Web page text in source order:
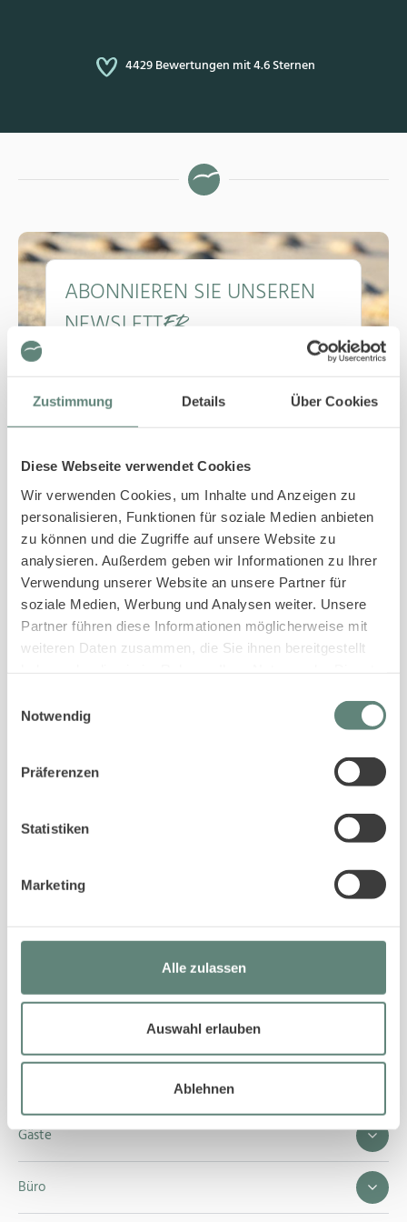
Zustimmung Details Über Cookies
Diese Webseite verwendet Cookies
Wir verwenden Cookies, um Inhalte und Anzeigen zu
personalisieren, Funktionen für soziale Medien anbieten
zu können und die Zugriffe auf unsere Website zu
analysieren. Außerdem geben wir Informationen zu Ihrer
Verwendung unserer Website an unsere Partner für
soziale Medien, Werbung und Analysen weiter. Unsere
Partner führen diese Informationen möglicherweise mit
weiteren Daten zusammen, die Sie ihnen bereitgestellt
Notwendig
Präferenzen
Statistiken
Marketing
Alle zulassen
Auswahl erlauben
Ablehnen
4429 Bewertungen mit 4.6 Sternen
ABONNIEREN SIE UNSEREN
NEWSLETT
Lohnenswerte Angebote
Exklusive Reisetipps
sylt_er
ER
Gäste
Büro